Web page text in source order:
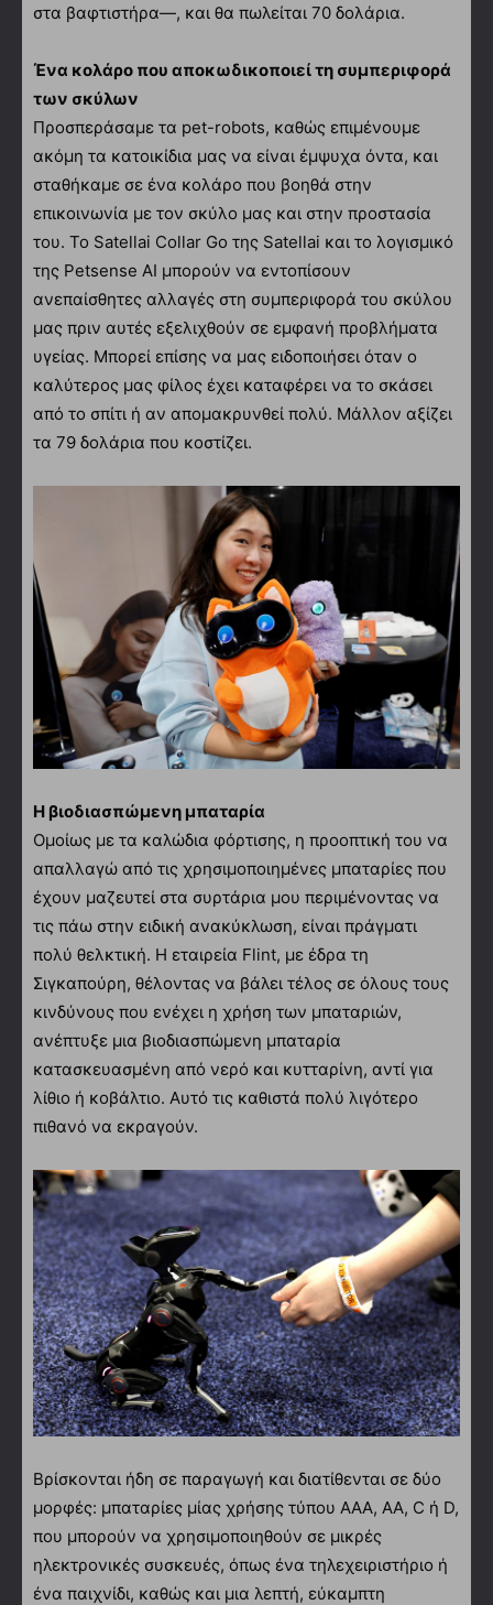
στα βαφτιστήρα—, και θα πωλείται 70 δολάρια.
Ένα κολάρο που αποκωδικοποιεί τη συμπεριφορά
των σκύλων
Προσπεράσαμε τα pet-robots, καθώς επιμένουμε
ακόμη τα κατοικίδια μας να είναι έμψυχα όντα, και
σταθήκαμε σε ένα κολάρο που βοηθά στην
επικοινωνία με τον σκύλο μας και στην προστασία
του. Το Satellai Collar Go της Satellai και το λογισμικό
της Petsense AI μπορούν να εντοπίσουν
ανεπαίσθητες αλλαγές στη συμπεριφορά του σκύλου
μας πριν αυτές εξελιχθούν σε εμφανή προβλήματα
υγείας. Μπορεί επίσης να μας ειδοποιήσει όταν ο
καλύτερος μας φίλος έχει καταφέρει να το σκάσει
από το σπίτι ή αν απομακρυνθεί πολύ. Μάλλον αξίζει
τα 79 δολάρια που κοστίζει.
Η βιοδιασπώμενη μπαταρία
Ομοίως με τα καλώδια φόρτισης, η προοπτική του να
απαλλαγώ από τις χρησιμοποιημένες μπαταρίες που
έχουν μαζευτεί στα συρτάρια μου περιμένοντας να
τις πάω στην ειδική ανακύκλωση, είναι πράγματι
πολύ θελκτική. Η εταιρεία Flint, με έδρα τη
Σιγκαπούρη, θέλοντας να βάλει τέλος σε όλους τους
κινδύνους που ενέχει η χρήση των μπαταριών,
ανέπτυξε μια βιοδιασπώμενη μπαταρία
κατασκευασμένη από νερό και κυτταρίνη, αντί για
λίθιο ή κοβάλτιο. Αυτό τις καθιστά πολύ λιγότερο
πιθανό να εκραγούν.
Βρίσκονται ήδη σε παραγωγή και διατίθενται σε δύο
μορφές: μπαταρίες μίας χρήσης τύπου AAA, AA, C ή D,
που μπορούν να χρησιμοποιηθούν σε μικρές
ηλεκτρονικές συσκευές, όπως ένα τηλεχειριστήριο ή
ένα παιχνίδι, καθώς και μια λεπτή, εύκαμπτη